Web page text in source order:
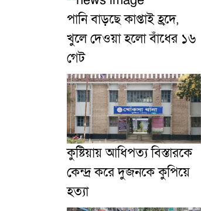
পানি বাড়ছে কাপ্তাই হ্রদে,
খুলে দেওয়া হলো বাঁধের ১৬
গেট
কুষ্টিয়ায় আধিপত্য বিস্তারকে
কেন্দ্র করে দুজনকে কু‌পিয়ে
হত্যা